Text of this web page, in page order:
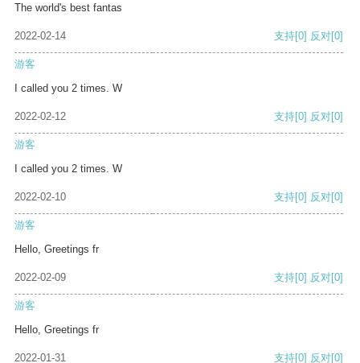
The world's best fantas
2022-02-14 支持[0] 反对[0]
游客
I called you 2 times. W
2022-02-12 支持[0] 反对[0]
游客
I called you 2 times. W
2022-02-10 支持[0] 反对[0]
游客
Hello, Greetings fr
2022-02-09 支持[0] 反对[0]
游客
Hello, Greetings fr
2022-01-31 支持[0] 反对[0]